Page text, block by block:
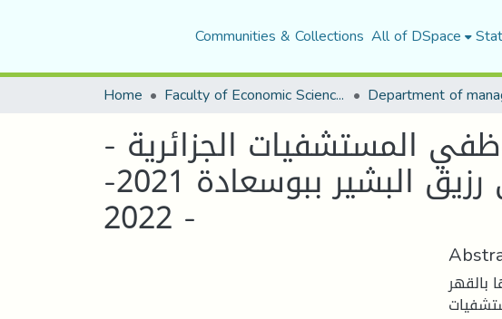
Communities & Collections All of DSpace
Home Faculty of Economic Sciences, Commerce and Management Sciences
المستشفيات الجزائرية -
دراسة حالة ممرضي المستشفى العمومي رزيق البشير ببوسعادة 2021-
2022 -